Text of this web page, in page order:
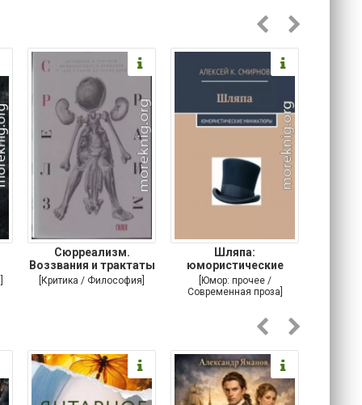
Сюрреализм.
Воззвания и трактаты
международного
[Критика / Философия]
Шляпа:
юмористические
миниатюры
[Юмор: прочее /
Современная проза]